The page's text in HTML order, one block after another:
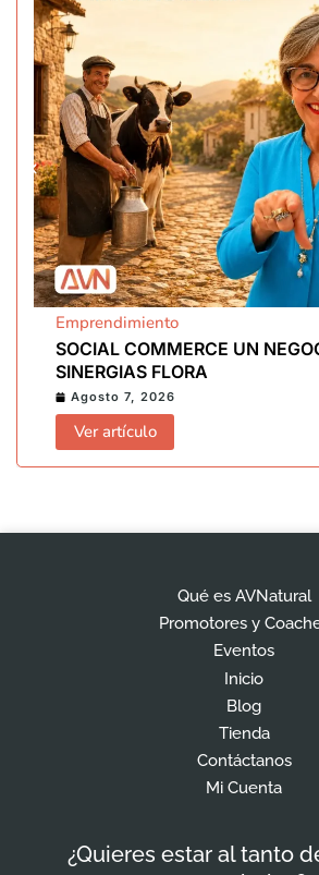
Emprendimiento
SOCIAL COMMERCE UN
SINERGIAS FLORA
Agosto 7, 2026
Ver artículo
Qué es AVNatural
Promotores y
Eventos
Inicio
Blog
Tienda
Contáctanos
Mi Cuenta
¿Quieres estar al tanto